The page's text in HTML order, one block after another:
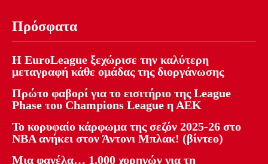
Πρόσφατα
Η EuroLeague ξεχώρισε την καλύτερη
μεταγραφή κάθε ομάδας της διοργάνωσης
Πρώτο φαβορί για το εισιτήριο της League
Phase του Champions League η ΑΕΚ
Το κορυφαίο κάρφωμα της σεζόν 2025-26 στο
NBA ανήκει στον Άντονι Μπλακ! (βίντεο)
Μια φανέλα… 1.000 χορηγών για τη